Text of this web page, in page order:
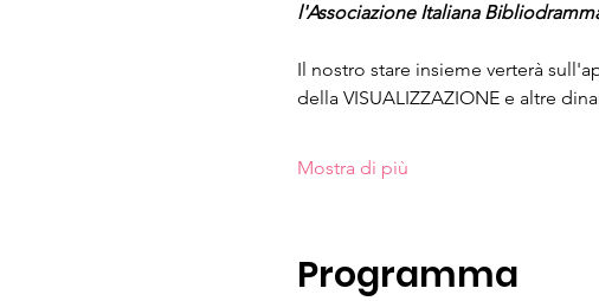
l'Associazione Italiana
Il nostro stare insieme verterà
della VISUALIZZAZIONE e altre
Mostra di più
Programma